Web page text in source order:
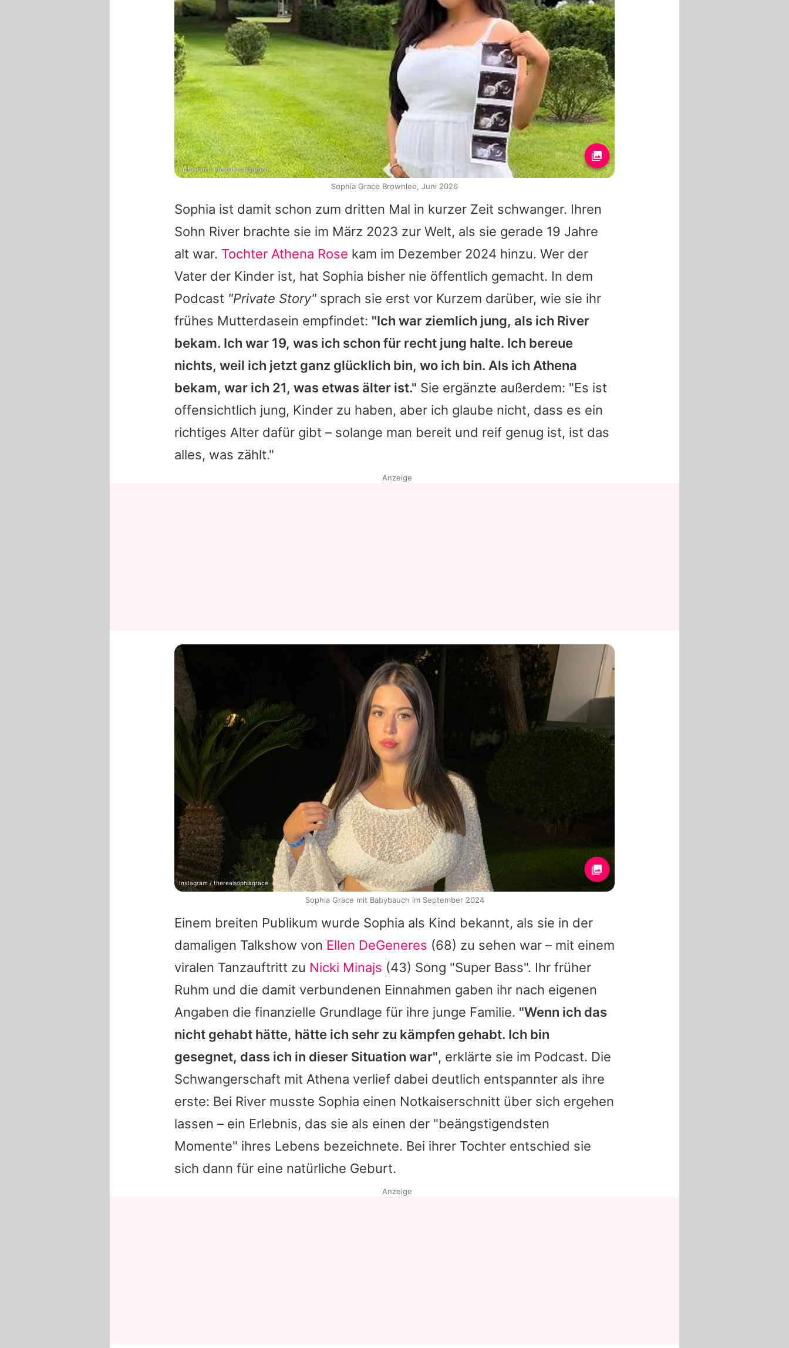
Sophia ist damit schon zum dritten Mal in kurzer Zeit schwanger. Ihren
Sohn River brachte sie im März 2023 zur Welt, als sie gerade 19 Jahre
alt war. Tochter Athena Rose kam im Dezember 2024 hinzu. Wer der
Vater der Kinder ist, hat Sophia bisher nie öffentlich gemacht. In dem
Podcast "Private Story" sprach sie erst vor Kurzem darüber, wie sie ihr
frühes Mutterdasein empfindet: "Ich war ziemlich jung, als ich River
bekam. Ich war 19, was ich schon für recht jung halte. Ich bereue
nichts, weil ich jetzt ganz glücklich bin, wo ich bin. Als ich Athena
bekam, war ich 21, was etwas älter ist." Sie ergänzte außerdem: "Es ist
offensichtlich jung, Kinder zu haben, aber ich glaube nicht, dass es ein
richtiges Alter dafür gibt – solange man bereit und reif genug ist, ist das
alles, was zählt."
Einem breiten Publikum wurde Sophia als Kind bekannt, als sie in der
damaligen Talkshow von Ellen DeGeneres (68) zu sehen war – mit einem
viralen Tanzauftritt zu Nicki Minajs (43) Song "Super Bass". Ihr früher
Ruhm und die damit verbundenen Einnahmen gaben ihr nach eigenen
Angaben die finanzielle Grundlage für ihre junge Familie. "Wenn ich das
nicht gehabt hätte, hätte ich sehr zu kämpfen gehabt. Ich bin
gesegnet, dass ich in dieser Situation war", erklärte sie im Podcast. Die
Schwangerschaft mit Athena verlief dabei deutlich entspannter als ihre
erste: Bei River musste Sophia einen Notkaiserschnitt über sich ergehen
lassen – ein Erlebnis, das sie als einen der "beängstigendsten
Momente" ihres Lebens bezeichnete. Bei ihrer Tochter entschied sie
sich dann für eine natürliche Geburt.
Instagram / therealsophiagrace
Sophia Grace Brownlee, Juni 2026
Anzeige
Instagram / therealsophiagrace
Sophia Grace mit Babybauch im September 2024
Anzeige